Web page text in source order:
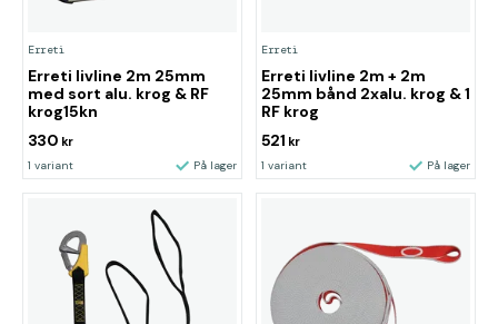
Erreti
Erreti livline 2m 25mm
med sort alu. krog & RF
krog15kn
330 kr
1 variant På lager
Erreti
Erreti livline 2m + 2m
25mm bånd 2xalu. krog & 1
RF krog
521 kr
1 variant På lager